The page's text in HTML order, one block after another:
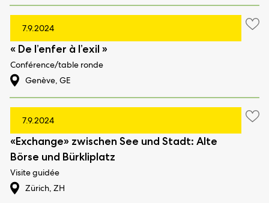
7.9.2024
« De l’enfer à l’exil »
Genève, GE
Conférence/table ronde
7.9.2024
«Exchange» zwischen See und Stadt: Alte
Börse und Bürkliplatz
Zürich, ZH
Visite guidée